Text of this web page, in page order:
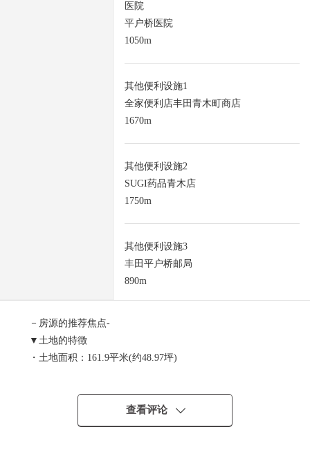
医院
平户桥医院
1050m
其他便利设施1
全家便利店丰田青木町商店
1670m
其他便利设施2
SUGI药品青木店
1750m
其他便利设施3
丰田平户桥邮局
890m
－房源的推荐焦点-
▼土地的特徴
・土地面积：161.9平米(约48.97坪)
・没有建筑条件。能在喜欢的House厂商建造。
查看评论